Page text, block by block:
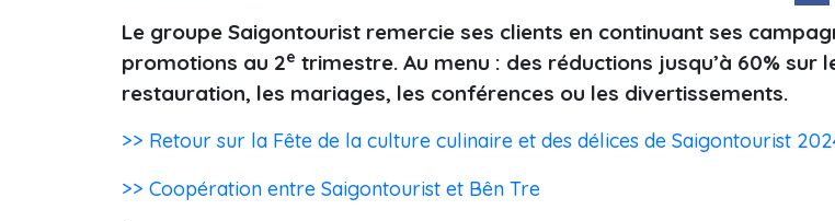
Le groupe Saigontourist remercie ses clients en continuant ses
promotions au 2e trimestre. Au menu : des réductions jusqu’à 60% sur
restauration, les mariages, les conférences ou les divertissements.
>> Retour sur la Fête de la culture culinaire et des délices de Saigontourist
>> Coopération entre Saigontourist et Bên Tre